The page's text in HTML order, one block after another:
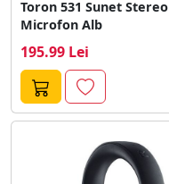
Toron 531 Sunet Stereo
Microfon Alb
195.99 Lei